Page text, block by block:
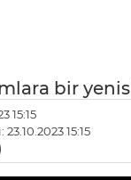
bir
15:15
15:15